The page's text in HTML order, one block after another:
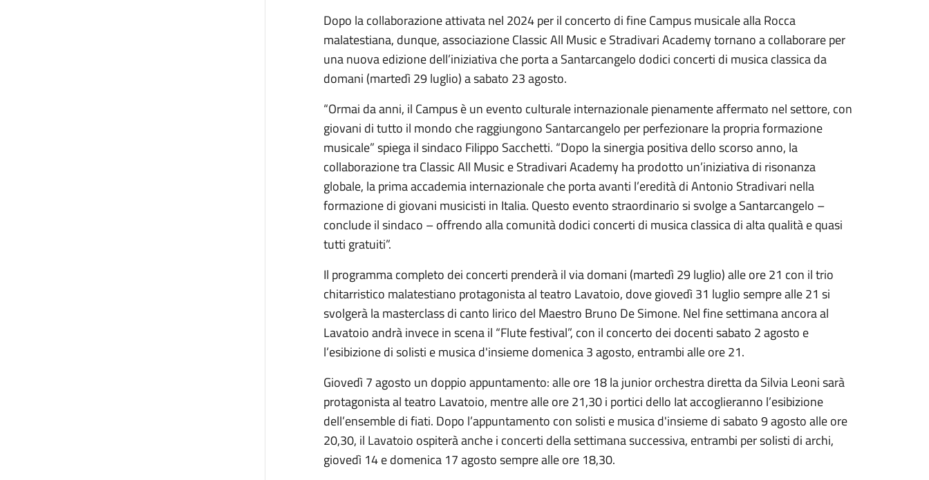
Dopo la collaborazione attivata nel 2024 per il concerto di fine Campus musicale alla Rocca
malatestiana, dunque, associazione Classic All Music e Stradivari Academy tornano a collaborare per
una nuova edizione dell’iniziativa che porta a Santarcangelo dodici concerti di musica classica da
domani (martedì 29 luglio) a sabato 23 agosto.
“Ormai da anni, il Campus è un evento culturale internazionale pienamente affermato nel settore, con
giovani di tutto il mondo che raggiungono Santarcangelo per perfezionare la propria formazione
musicale” spiega il sindaco Filippo Sacchetti. “Dopo la sinergia positiva dello scorso anno, la
collaborazione tra Classic All Music e Stradivari Academy ha prodotto un’iniziativa di risonanza
globale, la prima accademia internazionale che porta avanti l’eredità di Antonio Stradivari nella
formazione di giovani musicisti in Italia. Questo evento straordinario si svolge a Santarcangelo –
conclude il sindaco – offrendo alla comunità dodici concerti di musica classica di alta qualità e quasi
tutti gratuiti”.
Il programma completo dei concerti prenderà il via domani (martedì 29 luglio) alle ore 21 con il trio
chitarristico malatestiano protagonista al teatro Lavatoio, dove giovedì 31 luglio sempre alle 21 si
svolgerà la masterclass di canto lirico del Maestro Bruno De Simone. Nel fine settimana ancora al
Lavatoio andrà invece in scena il “Flute festival”, con il concerto dei docenti sabato 2 agosto e
l’esibizione di solisti e musica d'insieme domenica 3 agosto, entrambi alle ore 21.
Giovedì 7 agosto un doppio appuntamento: alle ore 18 la junior orchestra diretta da Silvia Leoni sarà
protagonista al teatro Lavatoio, mentre alle ore 21,30 i portici dello Iat accoglieranno l’esibizione
dell’ensemble di fiati. Dopo l’appuntamento con solisti e musica d'insieme di sabato 9 agosto alle ore
20,30, il Lavatoio ospiterà anche i concerti della settimana successiva, entrambi per solisti di archi,
giovedì 14 e domenica 17 agosto sempre alle ore 18,30.